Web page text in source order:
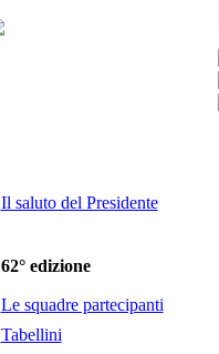
Il saluto del Presidente
62° edizione
Le squadre partecipanti
Tabellini